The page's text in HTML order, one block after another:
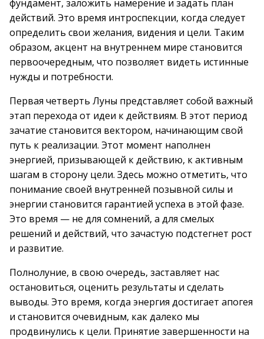
фундамент, заложить намерение и задать план
действий. Это время интроспекции, когда следует
определить свои желания, видения и цели. Таким
образом, акцент на внутреннем мире становится
первоочередным, что позволяет видеть истинные
нужды и потребности.
Первая четверть Луны представляет собой важный
этап перехода от идеи к действиям. В этот период
зачатие становится вектором, начинающим свой
путь к реализации. Этот момент наполнен
энергией, призывающей к действию, к активным
шагам в сторону цели. Здесь можно отметить, что
понимание своей внутренней позывной силы и
энергии становится гарантией успеха в этой фазе.
Это время — не для сомнений, а для смелых
решений и действий, что зачастую подстегнет рост
и развитие.
Полнолуние, в свою очередь, заставляет нас
остановиться, оценить результаты и сделать
выводы. Это время, когда энергия достигает апогея
и становится очевидным, как далеко мы
продвинулись к цели. Принятие завершенности на